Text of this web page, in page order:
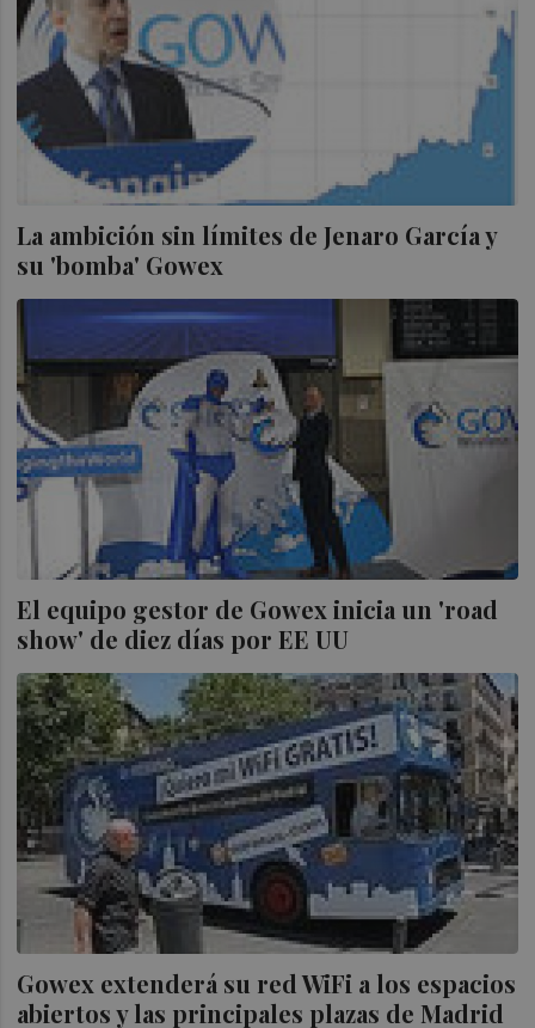
La ambición sin límites de Jenaro García y
su 'bomba' Gowex
El equipo gestor de Gowex inicia un 'road
show' de diez días por EE UU
Gowex extenderá su red WiFi a los espacios
abiertos y las principales plazas de Madrid